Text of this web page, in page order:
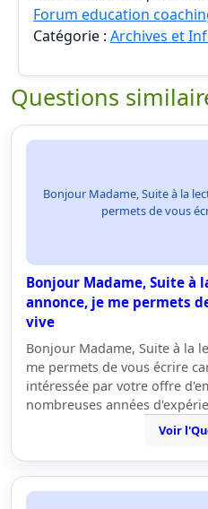
Forum education
Catégorie : Archives et
Questions
Bonjour Madame, Suite à la
permets de vous
Bonjour Madame, Suite à
annonce, je me permets
vive
Bonjour Madame, Suite à la
me permets de vous écrire
intéressée par votre offre
nombreuses années
Voir